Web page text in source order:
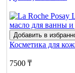
Добавить в
Косметика для
7500 ₸